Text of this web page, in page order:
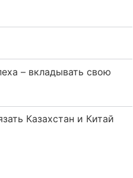
– вкладывать свою
Казахстан и Китай